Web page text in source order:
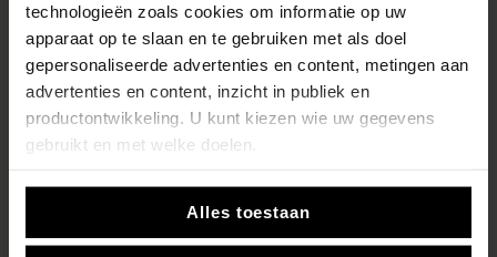
technologieën zoals cookies om informatie op uw
apparaat op te slaan en te gebruiken met als doel
gepersonaliseerde advertenties en content, metingen aan
advertenties en content, inzicht in publiek en
productontwikkeling. U kunt kiezen wie uw gegevens
gebruikt en met welke doelen.
Alles toestaan
Bereken zelf de prijs van
uw droomkeuken